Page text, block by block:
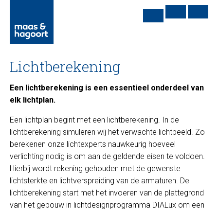
Lichtberekening
Een lichtberekening is een essentieel onderdeel van
elk lichtplan.
Een lichtplan begint met een lichtberekening. In de
lichtberekening simuleren wij het verwachte lichtbeeld. Zo
berekenen onze lichtexperts nauwkeurig hoeveel
verlichting nodig is om aan de geldende eisen te voldoen.
Hierbij wordt rekening gehouden met de gewenste
lichtsterkte en lichtverspreiding van de armaturen. De
lichtberekening start met het invoeren van de plattegrond
van het gebouw in lichtdesignprogramma DIALux om een